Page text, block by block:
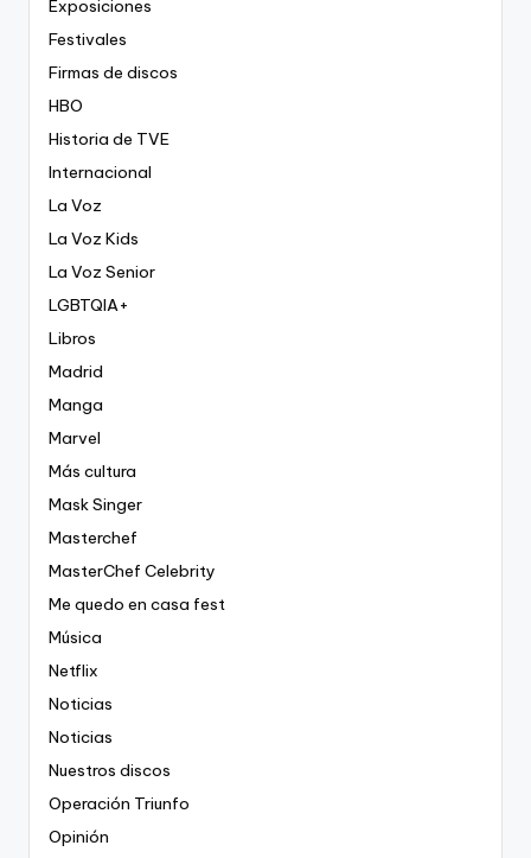
Exposiciones
Festivales
Firmas de discos
HBO
Historia de TVE
Internacional
La Voz
La Voz Kids
La Voz Senior
LGBTQIA+
Libros
Madrid
Manga
Marvel
Más cultura
Mask Singer
Masterchef
MasterChef Celebrity
Me quedo en casa fest
Música
Netflix
Noticias
Noticias
Nuestros discos
Operación Triunfo
Opinión